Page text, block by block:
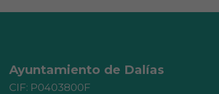
Ayuntamiento de Dalías
CIF: P0403800F